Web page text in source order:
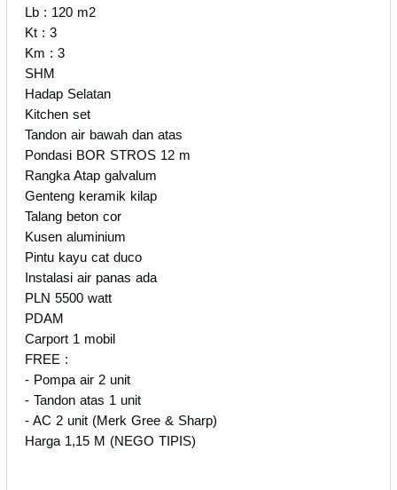
Lb : 120 m2
Kt : 3
Km : 3
SHM
Hadap Selatan
Kitchen set
Tandon air bawah dan atas
Pondasi BOR STROS 12 m
Rangka Atap galvalum
Genteng keramik kilap
Talang beton cor
Kusen aluminium
Pintu kayu cat duco
Instalasi air panas ada
PLN 5500 watt
PDAM
Carport 1 mobil
FREE :
- Pompa air 2 unit
- Tandon atas 1 unit
- AC 2 unit (Merk Gree & Sharp)
Harga 1,15 M (NEGO TIPIS)